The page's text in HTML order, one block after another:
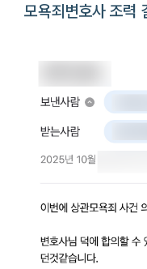
모욕죄변호사 조력